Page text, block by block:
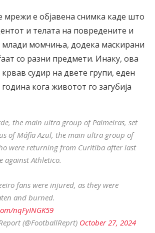
мрежи е објавена снимка каде што
и телата на повредените и
млади момчиња, додека маскирани
со разни предмети. Инаку, ова
судир на двете групи, еден
кога животот го загубија
the main ultra group of Palmeiras, set
of Máfia Azul, the main ultra group of
were returning from Curitiba after last
against Athletico.
fans were injured, as they were
and burned.
nqFyINGK59
(@FootballReprt) October 27, 2024